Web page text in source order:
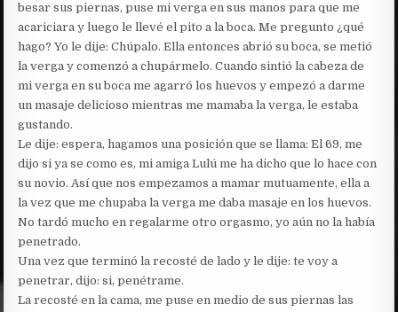
besar sus piernas, puse mi verga en sus manos para que me
acariciara y luego le llevé el pito a la boca. Me pregunto ¿qué
hago? Yo le dije: Chúpalo. Ella entonces abrió su boca, se metió
la verga y comenzó a chupármelo. Cuando sintió la cabeza de
mi verga en su boca me agarró los huevos y empezó a darme
un masaje delicioso mientras me mamaba la verga, le estaba
gustando.
Le dije: espera, hagamos una posición que se llama: El 69, me
dijo si ya se como es, mi amiga Lulú me ha dicho que lo hace con
su novio. Así que nos empezamos a mamar mutuamente, ella a
la vez que me chupaba la verga me daba masaje en los huevos.
No tardó mucho en regalarme otro orgasmo, yo aún no la había
penetrado.
Una vez que terminó la recosté de lado y le dije: te voy a
penetrar, dijo: si, penétrame.
La recosté en la cama, me puse en medio de sus piernas las